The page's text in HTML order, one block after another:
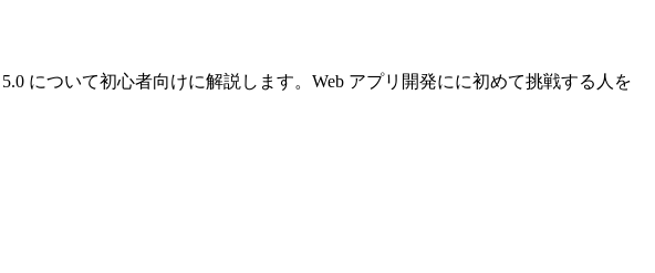
について初心者向けに解説します。Web アプリ開発にに初めて挑戦する人を